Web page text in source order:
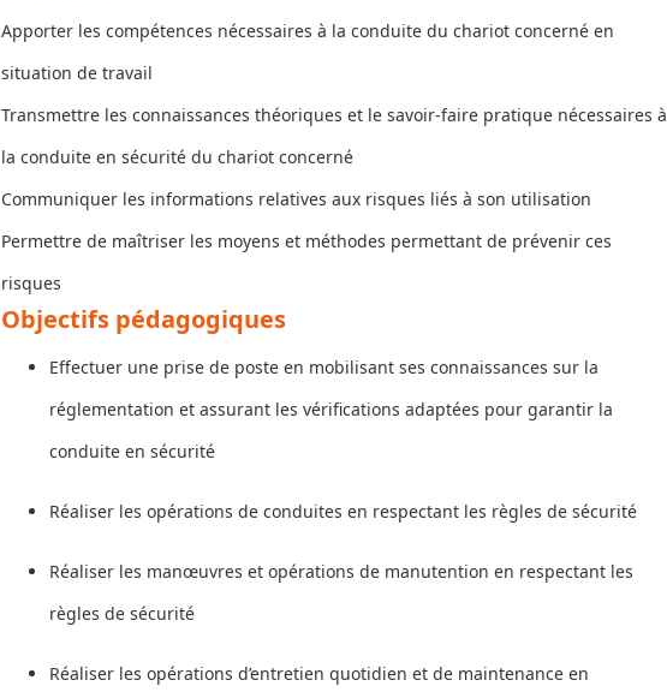
Apporter les compétences nécessaires à la conduite du chariot concerné en
situation de travail
Transmettre les connaissances théoriques et le savoir-faire pratique nécessaires à
la conduite en sécurité du chariot concerné
Communiquer les informations relatives aux risques liés à son utilisation
Permettre de maîtriser les moyens et méthodes permettant de prévenir ces
risques
Objectifs pédagogiques
Effectuer une prise de poste en mobilisant ses connaissances sur la
réglementation et assurant les vérifications adaptées pour garantir la
conduite en sécurité
Réaliser les opérations de conduites en respectant les règles de sécurité
Réaliser les manœuvres et opérations de manutention en respectant les
règles de sécurité
Réaliser les opérations d’entretien quotidien et de maintenance en